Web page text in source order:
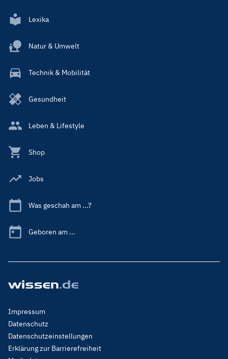
Lexika
Natur & Umwelt
Technik & Mobilität
Gesundheit
Leben & Lifestyle
Shop
Jobs
Was geschah am ...?
Geboren am ...
Footer
Menu
Legal
Impressum
Datenschutz
Datenschutzeinstellungen
Erklärung zur Barrierefreiheit